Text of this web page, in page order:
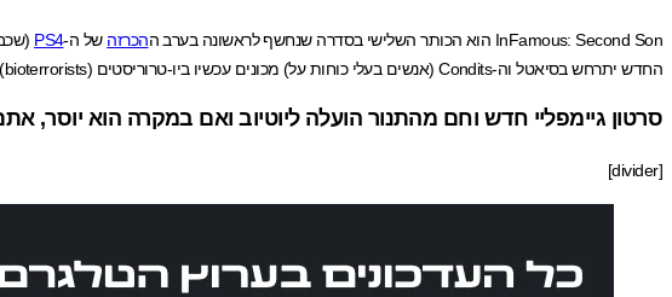
InFamous: Second Son הוא הכותר השלישי בסדרה שנחשף לראשונה בערב ה הכרזה של ה-PS4
החדש יתרחש בסיאטל וה-Condits (אנשים בעלי כוחות על) מכונים עכשיו ביו-טרוריסטים (bioterrorists).
סרטון גיימפליי חדש וחם מהתנור הועלה ליוטיוב ואם במקרה הוא יוסר,
[divider]